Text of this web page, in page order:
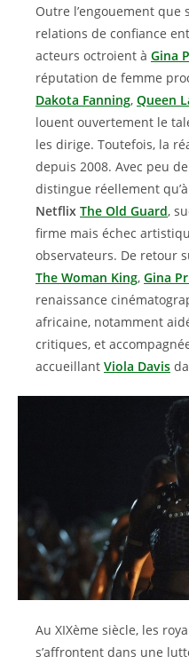
Outre l’engouement que
relations de confiance
acteurs octroient à Gina
réputation de femme
Dakota Fanning, Queen
louent ouvertement le
les dirige. Toutefois, la
depuis 2008. Avec peu
distingue réellement
Netflix The Old Guard,
firme mais échec
observateurs. De retour
The Woman King, Gina
renaissance
africaine, notamment
critiques, et
accueillant Viola Davis
Au XIXème siècle, les
s’affrontent dans une